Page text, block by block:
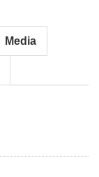
Media